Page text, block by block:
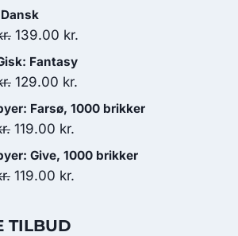
oprindelige
pris
175.00 kr..
Den
oprindelige
pris
149.00 kr..
139.00 kr.
Fantasy
Den
oprindelige
pris
149.00 kr..
129.00 kr.
aktuelle
Farsø, 1000 brikker
Den
oprindelige
pris
119.00 kr.
aktuelle
Give, 1000 brikker
Den
pris
119.00 kr.
TILBUD